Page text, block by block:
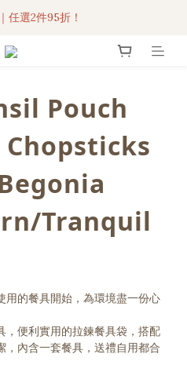
任選2件95折！
任選2件95折！
機殼現貨4折起🔥
Pouch
Tranquil
用的餐具開始，為環境盡一份心
，便利實用的拉鍊餐具袋，搭配
，內含一套餐具，送禮自用都合